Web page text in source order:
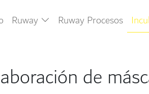
Ruway Ruway Procesos
de